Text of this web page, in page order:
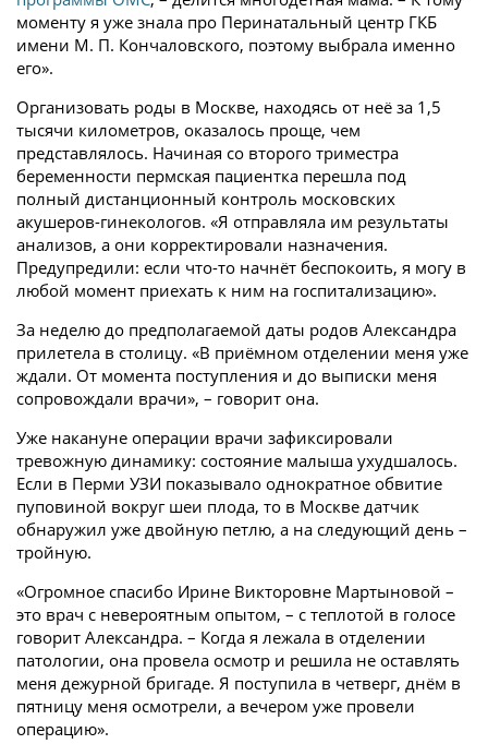
моменту я уже знала про Перинатальный центр ГКБ
имени М. П. Кончаловского, поэтому выбрала именно
его».
Организовать роды в Москве, находясь от неё за 1,5
тысячи километров, оказалось проще, чем
представлялось. Начиная со второго триместра
беременности пермская пациентка перешла под
полный дистанционный контроль московских
акушеров-гинекологов. «Я отправляла им результаты
анализов, а они корректировали назначения.
Предупредили: если что-то начнёт беспокоить, я могу в
любой момент приехать к ним на госпитализацию».
За неделю до предполагаемой даты родов Александра
прилетела в столицу. «В приёмном отделении меня уже
ждали. От момента поступления и до выписки меня
сопровождали врачи», – говорит она.
Уже накануне операции врачи зафиксировали
тревожную динамику: состояние малыша ухудшалось.
Если в Перми УЗИ показывало однократное обвитие
пуповиной вокруг шеи плода, то в Москве датчик
обнаружил уже двойную петлю, а на следующий день –
тройную.
«Огромное спасибо Ирине Викторовне Мартыновой –
это врач с невероятным опытом, – с теплотой в голосе
говорит Александра. – Когда я лежала в отделении
патологии, она провела осмотр и решила не оставлять
меня дежурной бригаде. Я поступила в четверг, днём в
пятницу меня осмотрели, а вечером уже провели
операцию».